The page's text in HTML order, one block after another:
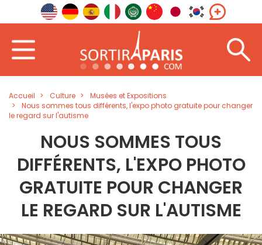
Accueil Culture
Musées et Expositions
Nous sommes tous différents, l'expo photo gratuite pour changer
le regard sur l'autisme
NOUS SOMMES TOUS
DIFFÉRENTS, L'EXPO PHOTO
GRATUITE POUR CHANGER
LE REGARD SUR L'AUTISME